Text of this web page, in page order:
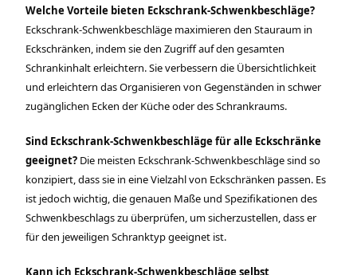
Welche Vorteile bieten Eckschrank-Schwenkbeschläge?
Eckschrank-Schwenkbeschläge maximieren den Stauraum in
Eckschränken, indem sie den Zugriff auf den gesamten
Schrankinhalt erleichtern. Sie verbessern die Übersichtlichkeit
und erleichtern das Organisieren von Gegenständen in schwer
zugänglichen Ecken der Küche oder des Schrankraums.
Sind Eckschrank-Schwenkbeschläge für alle Eckschränke
geeignet? Die meisten Eckschrank-Schwenkbeschläge sind so
konzipiert, dass sie in eine Vielzahl von Eckschränken passen. Es
ist jedoch wichtig, die genauen Maße und Spezifikationen des
Schwenkbeschlags zu überprüfen, um sicherzustellen, dass er
für den jeweiligen Schranktyp geeignet ist.